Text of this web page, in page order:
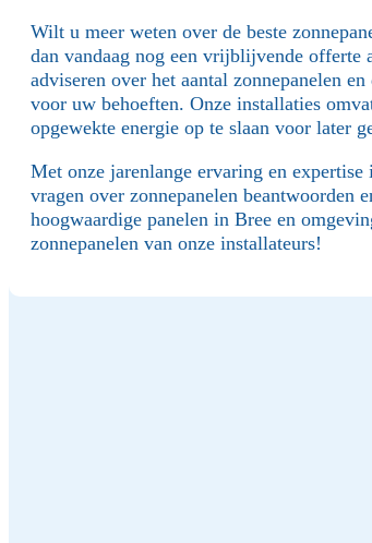
Wilt u meer weten over de beste
dan vandaag nog een vrijblijvende offerte
adviseren over het aantal zonnepanelen
voor uw behoeften. Onze installaties
opgewekte energie op te slaan voor later
Met onze jarenlange ervaring en
vragen over zonnepanelen beantwoorden
hoogwaardige panelen in Bree en
zonnepanelen van onze installateurs!